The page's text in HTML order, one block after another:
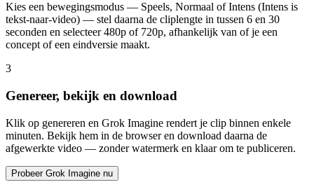
Kies een bewegingsmodus — Speels, Normaal of Intens (Intens is
tekst-naar-video) — stel daarna de cliplengte in tussen 6 en 30
seconden en selecteer 480p of 720p, afhankelijk van of je een
concept of een eindversie maakt.
3
Genereer, bekijk en download
Klik op genereren en Grok Imagine rendert je clip binnen enkele
minuten. Bekijk hem in de browser en download daarna de
afgewerkte video — zonder watermerk en klaar om te publiceren.
Probeer Grok Imagine nu